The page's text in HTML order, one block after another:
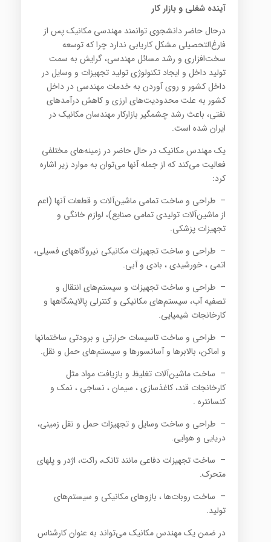
آینده شغلی و بازار کار
درحال حاضر دانشجوی توانمند مهندسی مکانیک پس از
فارغ‌التحصیلی مشکل کاریابی ندارد چرا که توسعه
سخت‌افزاری و رشد مسائل مهندسی، گرایش به سمت
تولید داخل و ایجاد تکنولوژی تولید تجهیزات و وسایل در
داخل کشور و روی آوردن به خدمات مهندسی در داخل
کشور به علت محدودیت‌های ارزی و کاهش درآمدهای
نفتی، باعث رشد چشمگیر بازارکار مهندسان مکانیک در
ایران شده است.
یک مهندس مکانیک در حال حاضر در زمینه‌های مختلفی
فعالیت می‌کند که از جمله آنها می‌توان به موارد زیر اشاره
کرد:
– طراحی و ساخت تمامی ماشین‌آلات و قطعات آنها (اعم
از ماشین‌آلات تولیدی تمامی صنایع)، لوازم خانگی و
تجهیزات پزشکی.
– طراحی و ساخت تجهیزات مکانیکی نیروگاههای فسیلی،
اتمی ، خورشیدی ، بادی و آبی.
– طراحی و ساخت تجهیزات و سیستم‌های انتقال و
تصفیه آب، سیستم‌های مکانیکی و کنترلی پالایشگاهها و
کارخانجات شیمیایی.
– طراحی و ساخت تاسیسات حرارتی و برودتی ساختمانها
و اماکن، بالابرها و آسانسورها و سیستم‌های حمل و نقل.
– ساخت ماشین‌آلات تغلیظ و بازیافت مواد مثل
کارخانجات قند، کاغذسازی ، سیمان ، نساجی ، نمک و
کنسانتره .
– طراحی و ساخت وسایل و تجهیزات حمل و نقل زمینی،
دریایی و هوایی.
– ساخت تجهیزات دفاعی مانند تانک، راکت، اژدر و پلهای
متحرک.
– ساخت روبات‌ها ، بازوهای مکانیکی و سیستم‌های
تولید.
در ضمن یک مهندس مکانیک می‌تواند به عنوان کارشناس